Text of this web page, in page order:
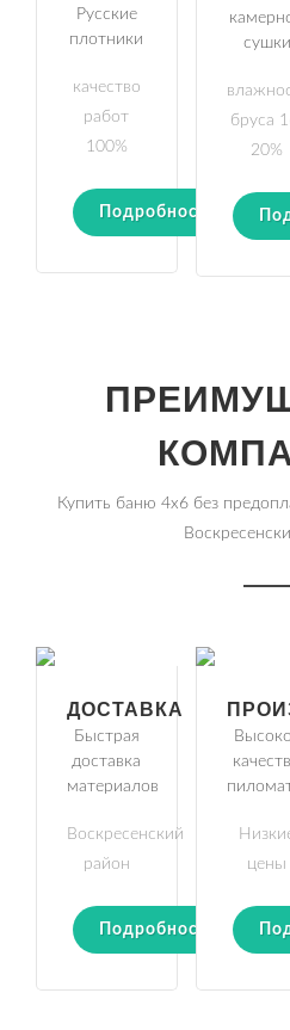
Русские
плотники
качество
работ
100%
Подробности
сушки
бруса
20%
Купить баню 4х6 без
ДОСТАВКА
Быстрая
доставка
материалов
Воскресенский
район
Подробности
цены